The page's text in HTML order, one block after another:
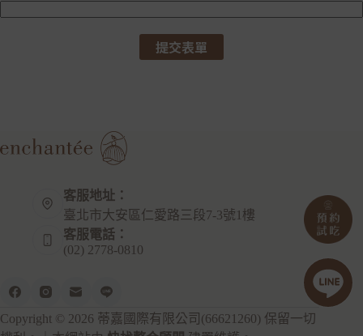
提交表單
客服地址：
臺北市大安區仁愛路三段7-3號1樓
客服電話：
(02) 2778-0810
Copyright © 2026 蒂嘉國際有限公司(66621260) 保留一切